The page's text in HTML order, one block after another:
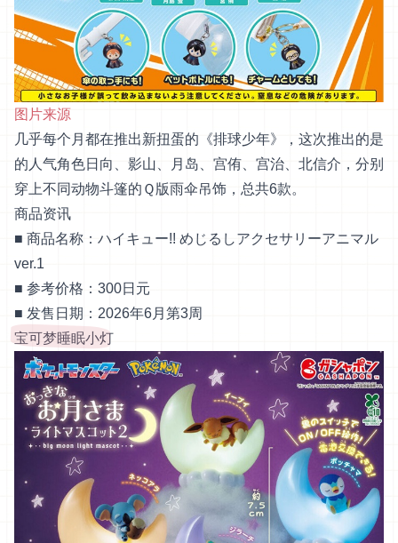
图片来源
几乎每个月都在推出新扭蛋的《排球少年》，这次推出的是
的人气角色日向、影山、月岛、宫侑、宫治、北信介，分别
穿上不同动物斗篷的Ｑ版雨伞吊饰，总共6款。
商品资讯
■ 商品名称：ハイキュー!! めじるしアクセサリーアニマル
ver.1
■ 参考价格：300日元
■ 发售日期：2026年6月第3周
宝可梦睡眠小灯